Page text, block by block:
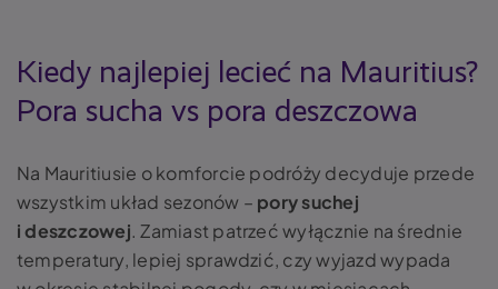
Kiedy najlepiej lecieć na Mauritius?
Pora sucha vs pora deszczowa
Na Mauritiusie o komforcie podróży decyduje przede
wszystkim układ sezonów – pory suchej
i deszczowej. Zamiast patrzeć wyłącznie na średnie
temperatury, lepiej sprawdzić, czy wyjazd wypada